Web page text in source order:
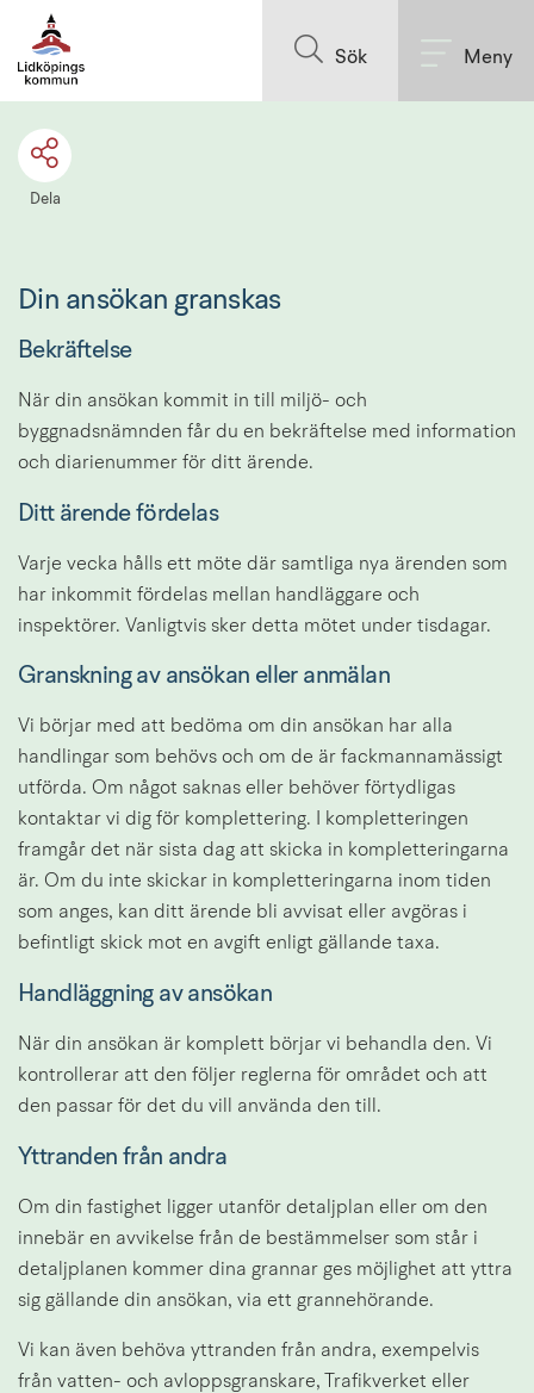
Sök Meny
Dela
Din ansökan granskas
Bekräftelse
När din ansökan kommit in till miljö- och
byggnadsnämnden får du en bekräftelse med information
och diarienummer för ditt ärende.
Ditt ärende fördelas
Varje vecka hålls ett möte där samtliga nya ärenden som
har inkommit fördelas mellan handläggare och
inspektörer. Vanligtvis sker detta mötet under tisdagar.
Granskning av ansökan eller anmälan
Vi börjar med att bedöma om din ansökan har alla
handlingar som behövs och om de är fackmannamässigt
utförda. Om något saknas eller behöver förtydligas
kontaktar vi dig för komplettering. I kompletteringen
framgår det när sista dag att skicka in kompletteringarna
är. Om du inte skickar in kompletteringarna inom tiden
som anges, kan ditt ärende bli avvisat eller avgöras i
befintligt skick mot en avgift enligt gällande taxa.
Handläggning av ansökan
När din ansökan är komplett börjar vi behandla den. Vi
kontrollerar att den följer reglerna för området och att
den passar för det du vill använda den till.
Yttranden från andra
Om din fastighet ligger utanför detaljplan eller om den
innebär en avvikelse från de bestämmelser som står i
detaljplanen kommer dina grannar ges möjlighet att yttra
sig gällande din ansökan, via ett grannehörande.
Vi kan även behöva yttranden från andra, exempelvis
från vatten- och avloppsgranskare, Trafikverket eller